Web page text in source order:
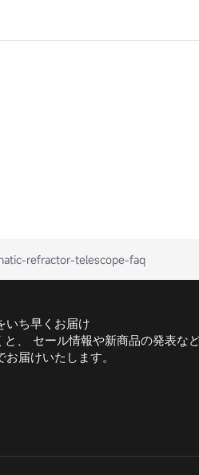
refractor-telescope-faq
いち早くお届け
、 セール情報や新商品の発表な
届けいたします。